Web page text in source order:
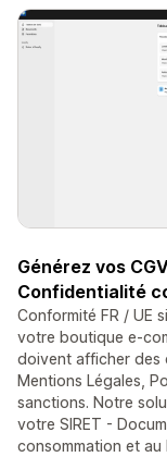
Générez vos
Confidentialité
Conformité FR / UE
votre boutique e-
doivent afficher des
Mentions Légales,
sanctions. Notre
votre SIRET -
consommation et au